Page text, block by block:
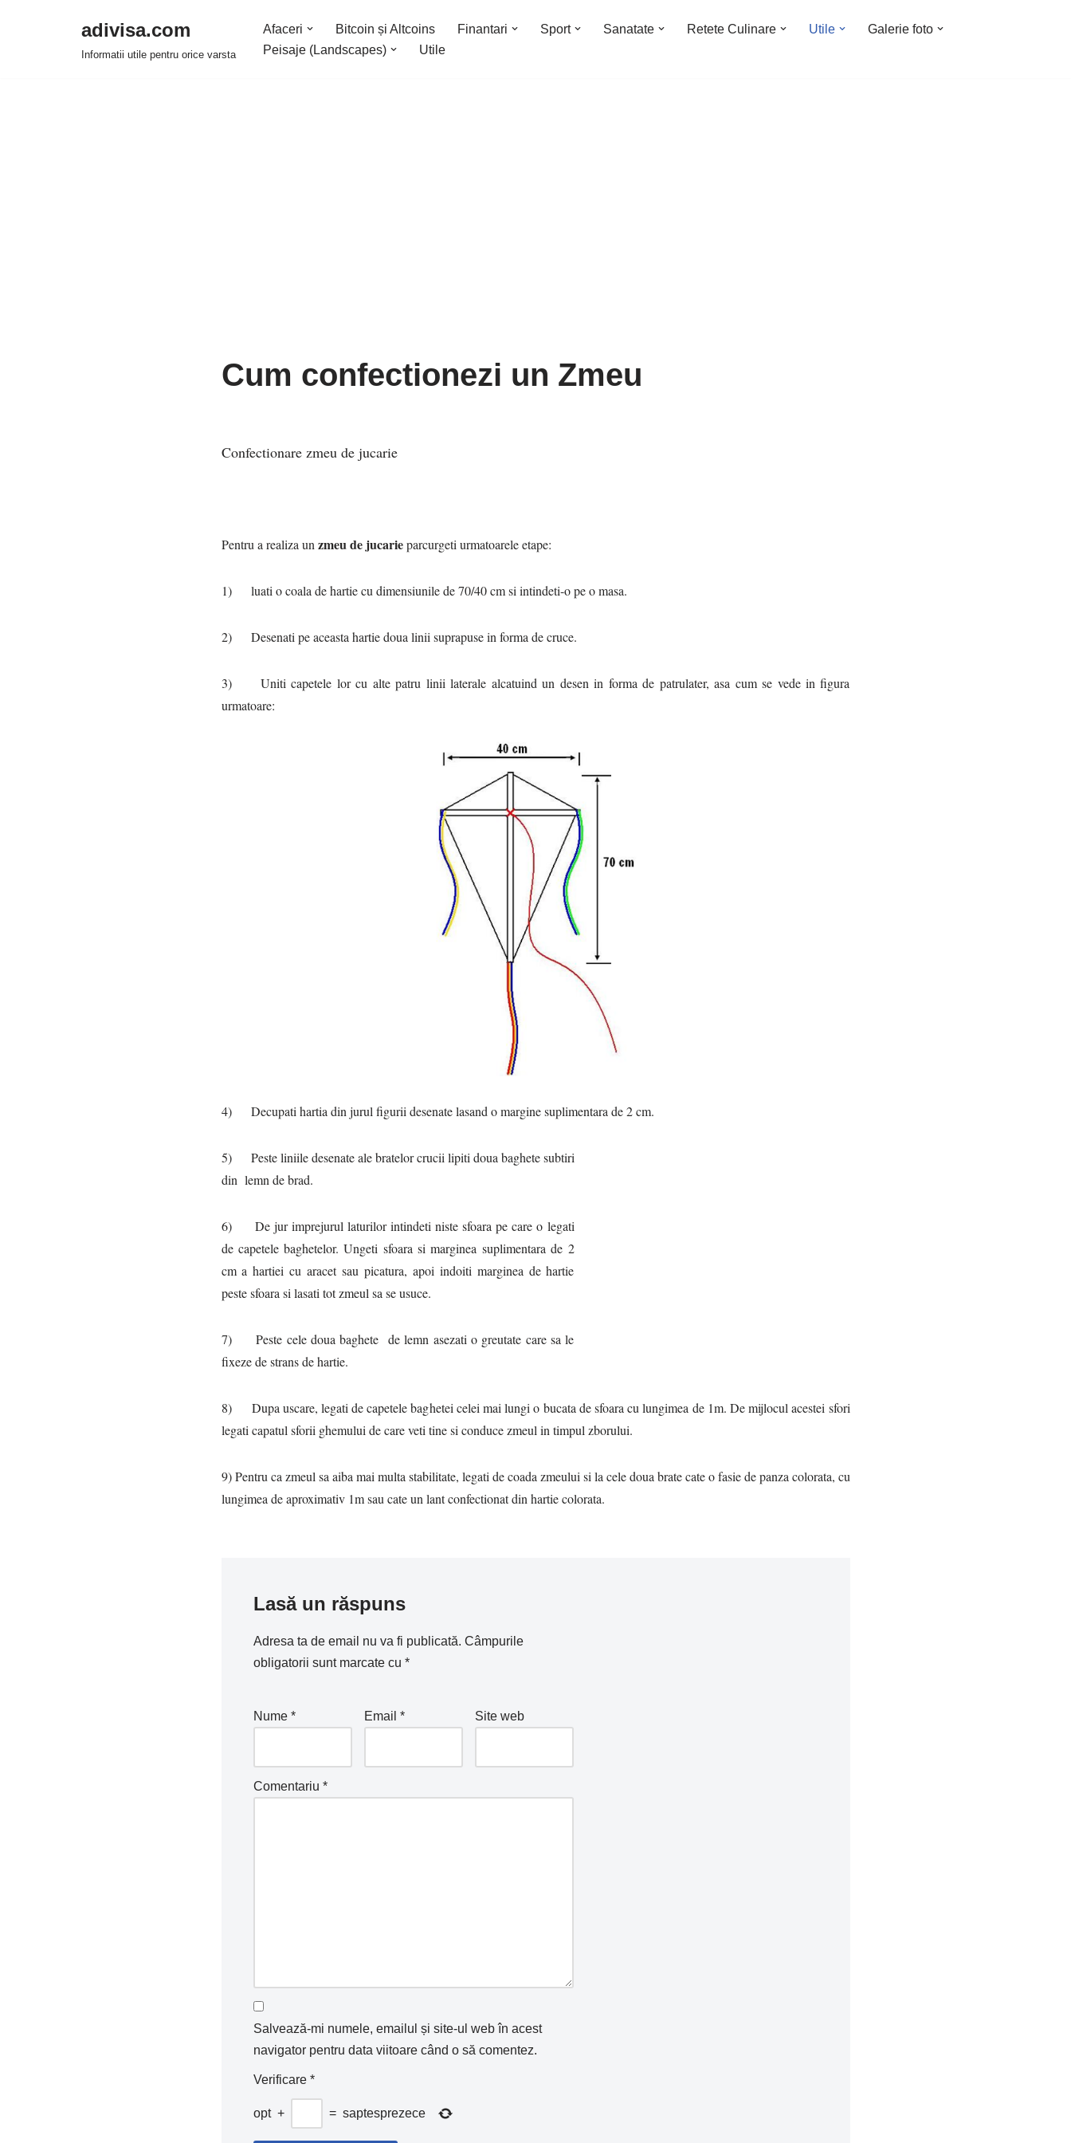
adivisa.com
Informatii utile pentru orice varsta
Afaceri Bitcoin și Altcoins Finantari Sport Sanatate Retete Culinare Utile
Galerie foto
Peisaje (Landscapes)
Utile
Cum confectionezi un Zmeu
Confectionare zmeu de jucarie
Pentru a realiza un zmeu de jucarieparcurgeti urmatoarele etape:
1) luati o coala de hartie cu dimensiunile de 70/40 cm si intindeti-o pe o masa.
2) Desenati pe aceasta hartie doua linii suprapuse in forma de cruce.
3) Uniti capetele lor cu alte patru linii laterale alcatuind un desen in forma de patrulater, asa cum se vede in figura
urmatoare:
4) Decupati hartia din jurul figurii desenate lasand o margine suplimentara de 2 cm.
5) Peste liniile desenate ale bratelor crucii lipiti doua baghete subtiri
din lemn de brad.
6) De jur imprejurul laturilor intindeti niste sfoara pe care o legati
de capetele baghetelor. Ungeti sfoara si marginea suplimentara de 2
cm a hartiei cu aracet sau picatura, apoi indoiti marginea de hartie
peste sfoara si lasati tot zmeul sa se usuce.
7) Peste cele doua baghete de lemn asezati o greutate care sa le
fixeze de strans de hartie.
8) Dupa uscare, legati de capetele baghetei celei mai lungi o bucata de sfoara cu lungimea de 1m. De mijlocul acestei sfori
legati capatul sforii ghemului de care veti tine si conduce zmeul in timpul zborului.
9) Pentru ca zmeul sa aiba mai multa stabilitate, legati de coada zmeului si la cele doua brate cate o fasie de panza colorata, cu
lungimea de aproximativ 1m sau cate un lant confectionat din hartie colorata.
Lasă un răspuns
Adresa ta de email nu va fi publicată. Câmpurile
obligatorii sunt marcate cu *
Nume * Email * Site web
Comentariu *
Salvează-mi numele, emailul și site-ul web în acest
navigator pentru data viitoare când o să comentez.
Verificare*
opt + = saptesprezece